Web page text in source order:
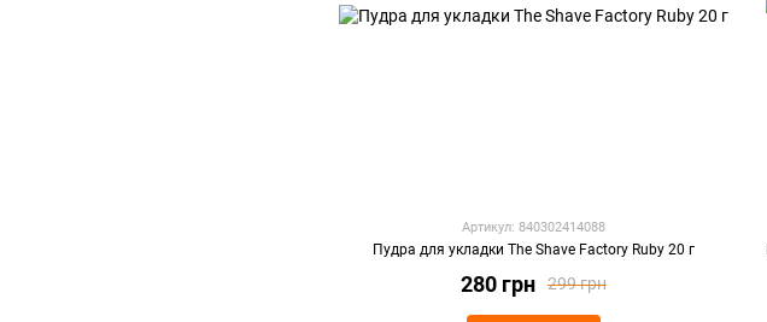
Артикул: 840302414088
Пудра для укладки The Shave Factory Ruby 20 г
299 грн
280 грн